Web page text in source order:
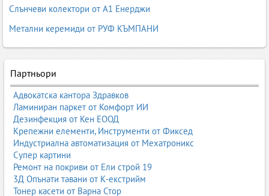
Слънчеви колектори от А1 Енерджи
Метални керемиди от РУФ КЪМПАНИ
Партньори
Адвокатска кантора Здравков
Ламиниран паркет от Комфорт ИИ
Дезинфекция от Кен ЕООД
Крепежни елементи, Инструменти от Фиксед
Индустриална автоматизация от Мехатроникс
Супер картини
Ремонт на покриви от Ели строй 19
3Д Опънати тавани от К-екстрийм
Тонер касети от Варна Стор